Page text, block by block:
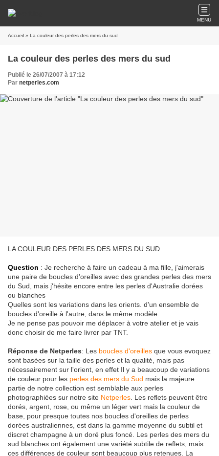
MENU
Accueil » La couleur des perles des mers du sud
La couleur des perles des mers du sud
Publié le 26/07/2007 à 17:12
Par netperles.com
LA COULEUR DES PERLES DES MERS DU SUD
Question : Je recherche à faire un cadeau à ma fille, j'aimerais
une paire de boucles d'oreilles avec des grandes perles des mers
du Sud, mais j'hésite encore entre les perles d'Australie dorées
ou blanches
Quelles sont les variations dans les orients. d'un ensemble de
boucles d'oreille à l'autre, dans le même modèle.
Je ne pense pas pouvoir me déplacer à votre atelier et je vais
donc choisir de me faire livrer par TNT.
Réponse de Netperles: Les boucles d'oreilles que vous evoquez
sont basées sur la taille des perles et la qualité, mais pas
nécessairement sur l'orient, en effet Il y a beaucoup de variations
de couleur pour les perles des mers du Sud mais la majeure
partie de notre collection est semblable aux perles
photographiées sur notre site Netperles . Les reflets peuvent être
dorés, argent, rose, ou même un léger vert mais la couleur de
base, pour presque toutes nos boucles d'oreilles de perles
dorées australiennes, est dans la gamme moyenne du subtil et
discret champagne à un doré plus foncé. Les perles des mers du
sud blanches ont également une variété subtile de reflets, mais
ces différences de couleur sont beaucoup plus retenues. La